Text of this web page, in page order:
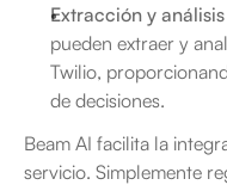
Extracción y
pueden extraer y
Twilio,
de decisiones.
Beam AI facilita la
servicio. Simplemente